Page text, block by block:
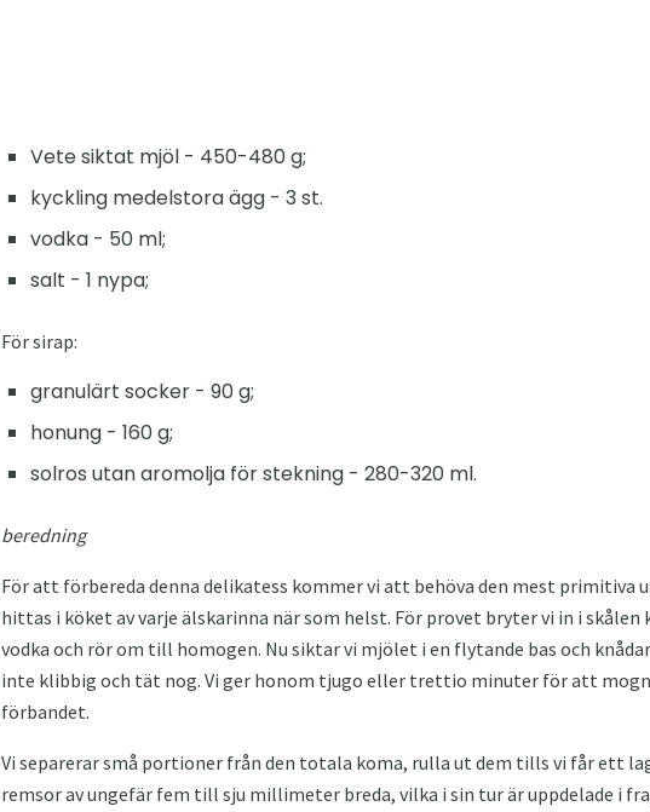
Vete siktat mjöl - 450-480 g;
kyckling medelstora ägg - 3 st.
vodka - 50 ml;
salt - 1 nypa;
För sirap:
granulärt socker - 90 g;
honung - 160 g;
solros utan aromolja för stekning - 280-320 ml.
beredning
För att förbereda denna delikatess kommer vi att behöva den mest primitiva
hittas i köket av varje älskarinna när som helst. För provet bryter vi in ​​i
vodka och rör om till homogen. Nu siktar vi mjölet i en flytande bas och
inte klibbig och tät nog. Vi ger honom tjugo eller trettio minuter för att
förbandet.
Vi separerar små portioner från den totala koma, rulla ut dem tills vi får ett
remsor av ungefär fem till sju millimeter breda, vilka i sin tur är uppdelade i